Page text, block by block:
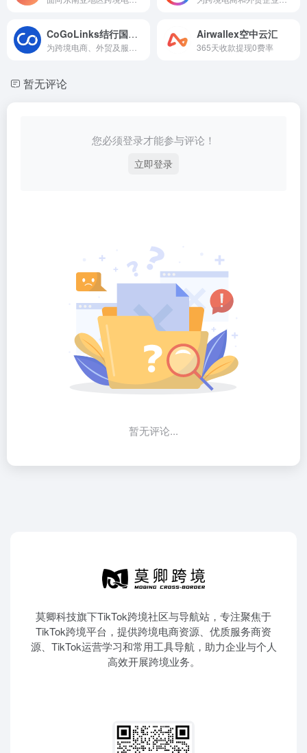
CoGoLinks结行国际-跨境支付平台 Airwallex空中云汇
365天收款提现0费率
暂无评论
您必须登录才能参与评论！
立即登录
暂无评论...
莫卿科技旗下TikTok跨境社区与导航站，专注聚焦于
TikTok跨境平台，提供跨境电商资源、优质服务商资
源、TikTok运营学习和常用工具导航，助力企业与个人
高效开展跨境业务。